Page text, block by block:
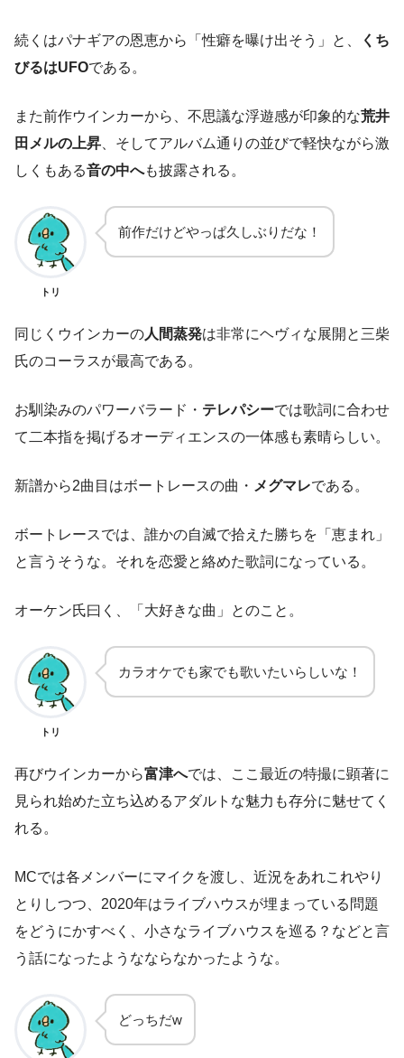
続くはパナギアの恩恵から「性癖を曝け出そう」と、
くち
びるはUFOである。
また前作ウインカーから、不思議な浮遊感が印象的な荒井
田メルの上昇 、そしてアルバム通りの並びで軽快ながら激
しくもある音の中へも披露される。
トリ
前作だけどやっぱ久しぶりだな！
同じくウインカーの人間蒸発は非常にヘヴィな展開と三柴
氏のコーラスが最高である。
お馴染みのパワーバラード・ テレパシーでは歌詞に合わせ
て二本指を掲げるオーディエンスの一体感も素晴らしい。
新譜から2曲目はボートレースの曲・ メグマレである。
ボートレースでは、誰かの自滅で拾えた勝ちを「恵まれ」
と言うそうな。それを恋愛と絡めた歌詞になっている。
オーケン氏曰く、「大好きな曲」とのこと。
トリ
カラオケでも家でも歌いたいらしいな！
再びウインカーから富津へでは、ここ最近の特撮に顕著に
見られ始めた立ち込めるアダルトな魅力も存分に魅せてく
れる。
MCでは各メンバーにマイクを渡し、近況をあれこれやり
とりしつつ、2020年はライブハウスが埋まっている問題
をどうにかすべく、小さなライブハウスを巡る？などと言
う話になったようなならなかったような。
どっちだw